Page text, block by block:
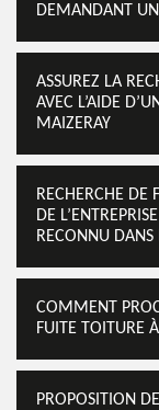
DEMANDANT
ASSUREZ LA
AVEC L’AIDE
MAIZERAY
RECHERCHE DE
DE
RECONNU
COMMENT
FUITE TOITURE
PROPOSITION